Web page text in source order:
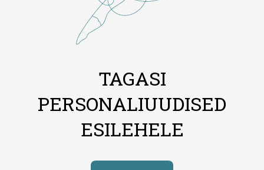
TAGASI
PERSONALIUUDISED
ESILEHELE